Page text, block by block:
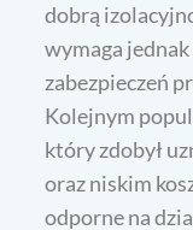
dobrą
wymaga
zabezpieczeń
Kolejnym
który zdobył
oraz niskim
odporne na